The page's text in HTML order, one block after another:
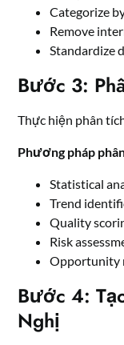
Categorize
Remove
Standardize
Bước 3:
Thực hiện phân
Phương pháp
Statistical
Trend
Quality
Risk
Opportunity
Bước 4:
Nghị